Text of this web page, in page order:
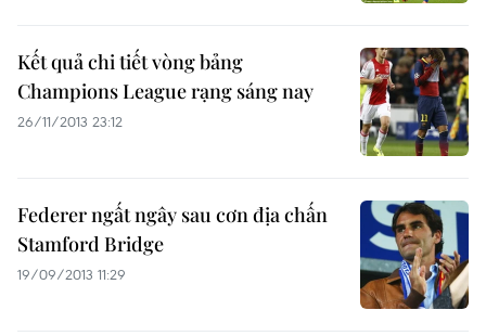
Kết quả chi tiết vòng bảng
Champions League rạng sáng nay
26/11/2013 23:12
Federer ngất ngây sau cơn địa chấn
Stamford Bridge
19/09/2013 11:29